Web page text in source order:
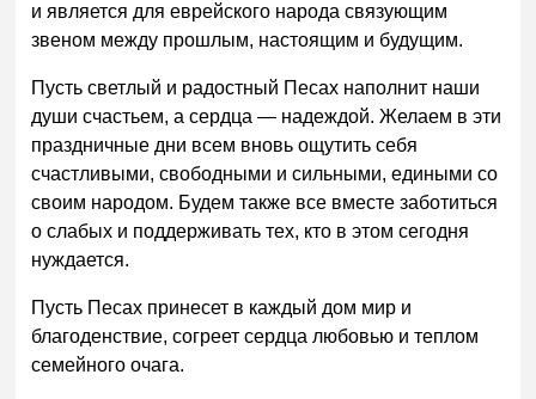
и является для еврейского народа связующим
звеном между прошлым, настоящим и будущим.
Пусть светлый и радостный Песах наполнит наши
души счастьем, а сердца — надеждой. Желаем в эти
праздничные дни всем вновь ощутить себя
счастливыми, свободными и сильными, едиными со
своим народом. Будем также все вместе заботиться
о слабых и поддерживать тех, кто в этом сегодня
нуждается.
Пусть Песах принесет в каждый дом мир и
благоденствие, согреет сердца любовью и теплом
семейного очага.